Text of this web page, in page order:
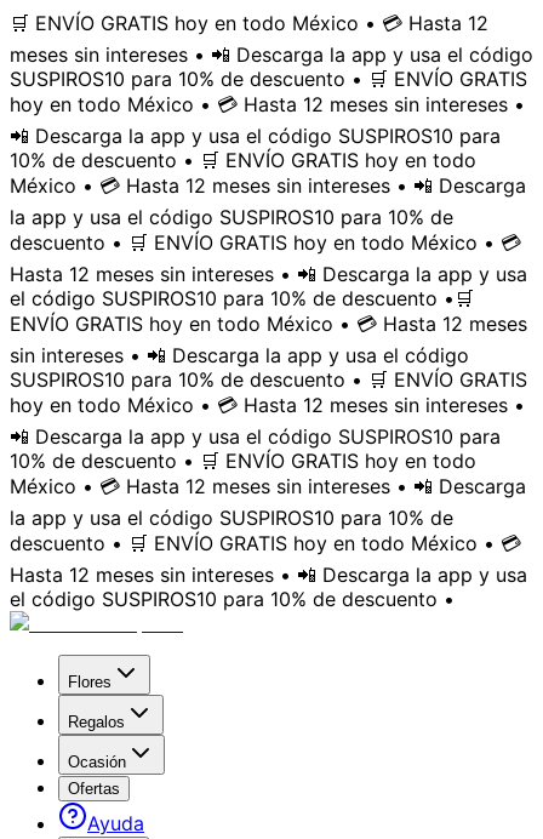
🛒 ENVÍO GRATIS hoy en todo México • 💳 Hasta 12
meses sin intereses • 📲 Descarga la app y usa el código
SUSPIROS10 para 10% de descuento • 🛒 ENVÍO GRATIS
hoy en todo México • 💳 Hasta 12 meses sin intereses •
📲 Descarga la app y usa el código SUSPIROS10 para
10% de descuento • 🛒 ENVÍO GRATIS hoy en todo
México • 💳 Hasta 12 meses sin intereses • 📲 Descarga
la app y usa el código SUSPIROS10 para 10% de
descuento • 🛒 ENVÍO GRATIS hoy en todo México • 💳
Hasta 12 meses sin intereses • 📲 Descarga la app y usa
el código SUSPIROS10 para 10% de descuento • 🛒
ENVÍO GRATIS hoy en todo México • 💳 Hasta 12 meses
sin intereses • 📲 Descarga la app y usa el código
SUSPIROS10 para 10% de descuento • 🛒 ENVÍO GRATIS
hoy en todo México • 💳 Hasta 12 meses sin intereses •
📲 Descarga la app y usa el código SUSPIROS10 para
10% de descuento • 🛒 ENVÍO GRATIS hoy en todo
México • 💳 Hasta 12 meses sin intereses • 📲 Descarga
la app y usa el código SUSPIROS10 para 10% de
descuento • 🛒 ENVÍO GRATIS hoy en todo México • 💳
Hasta 12 meses sin intereses • 📲 Descarga la app y usa
el código SUSPIROS10 para 10% de descuento •
Flores
Regalos
Ocasión
Ofertas
Ayuda